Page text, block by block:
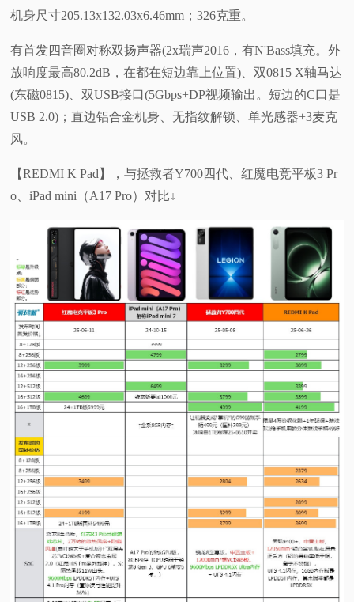
机身尺寸205.13x132.03x6.46mm；326克重。
有首发四音圈对称双扬声器(2x瑞声2016，有N'Bass填充。外
放响度最高80.2dB，在都在短边靠上位置)、双0815 X轴马达
(东磁0815)、双USB接口(5Gbps+DP视频输出。短边的C口是
USB 2.0)；直边铝合金机身、无指纹解锁、单光感器+3麦克
风。
【REDMI K Pad】，与拯救者Y700四代、红魔电竞平板3 Pr
o、iPad mini（A17 Pro）对比↓